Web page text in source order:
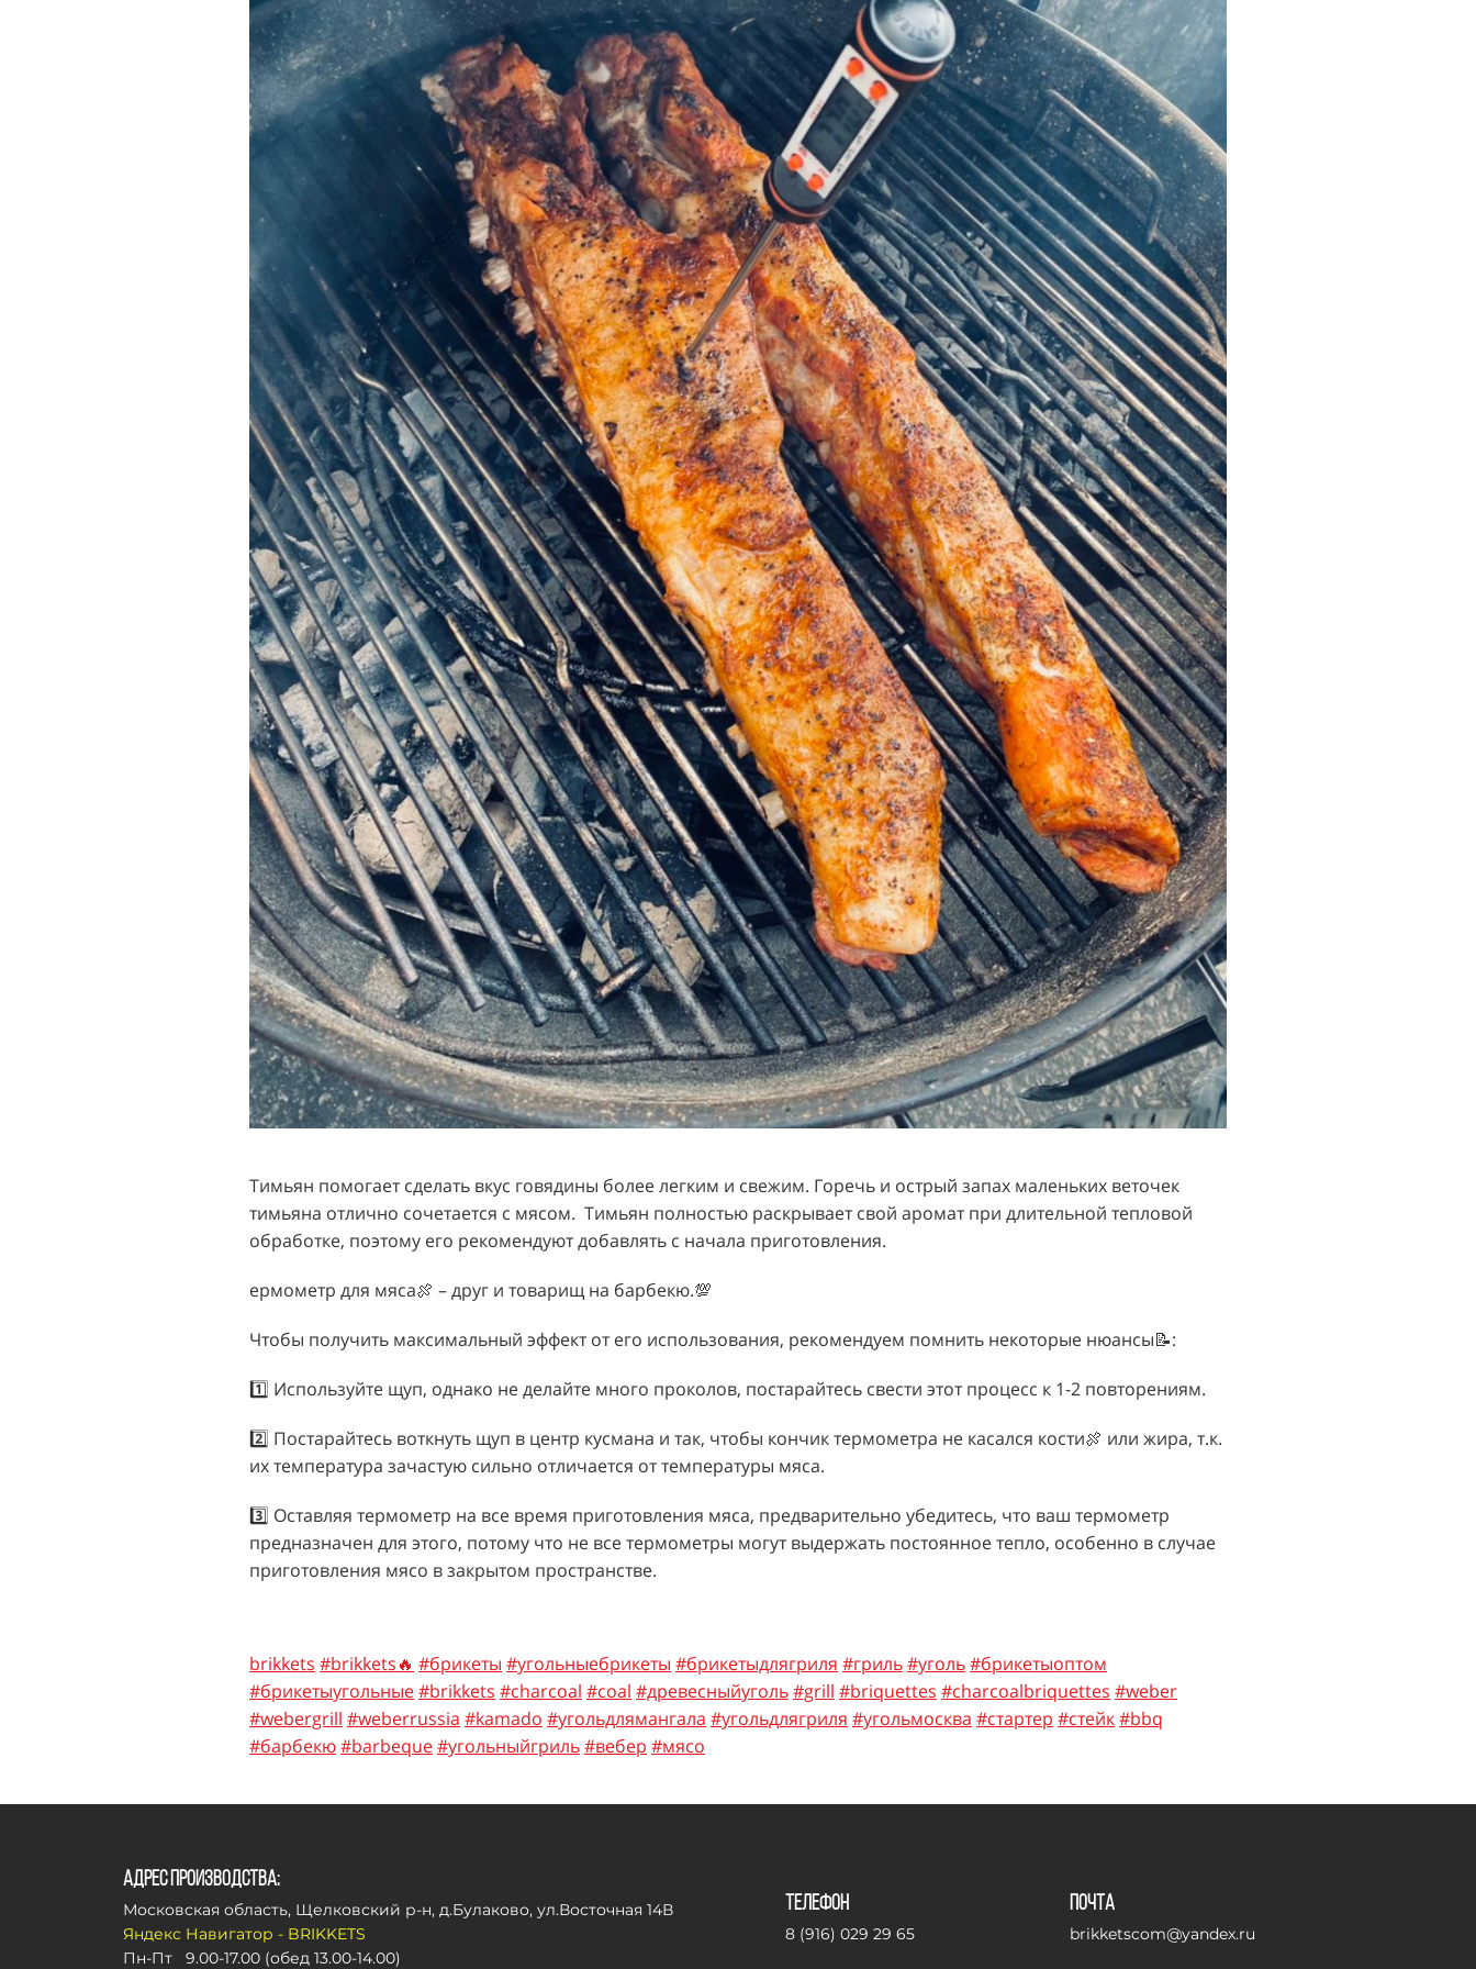
Тимьян помогает сделать вкус говядины более легким и свежим. Горечь и острый запах маленьких веточек
тимьяна отлично сочетается с мясом. Тимьян полностью раскрывает свой аромат при длительной тепловой
обработке, поэтому его рекомендуют добавлять с начала приготовления.
ермометр для мяса🍖 – друг и товарищ на барбекю.💯
Чтобы получить максимальный эффект от его использования, рекомендуем помнить некоторые нюансы📝:
1️⃣ Используйте щуп, однако не делайте много проколов, постарайтесь свести этот процесс к 1-2 повторениям.
2️⃣ Постарайтесь воткнуть щуп в центр кусмана и так, чтобы кончик термометра не касался кости🍖 или жира, т.к.
их температура зачастую сильно отличается от температуры мяса.
3️⃣ Оставляя термометр на все время приготовления мяса, предварительно убедитесь, что ваш термометр
предназначен для этого, потому что не все термометры могут выдержать постоянное тепло, особенно в случае
приготовления мясо в закрытом пространстве.
brikkets #brikkets🔥 #брикеты #угольныебрикеты #брикетыдлягриля #гриль#уголь#брикетыоптом
#брикетыугольные#brikkets #charcoal #coal #древесныйуголь#grill #briquettes #charcoalbriquettes #weber
#webergrill #weberrussia #kamado #угольдлямангала #угольдлягриля #угольмосква #стартер #стейк#bbq
#барбекю#barbeque#угольныйгриль#вебер #мясо
Адрес производства:
Московская область, Щелковский р-н, д.Булаково, ул.Восточная 14В
Яндекс Навигатор - BRIKKETS
Пн-Пт 9.00-17.00 (обед 13.00-14.00)
Телефон
8 (916) 029 29 65
Почта
brikketscom@yandex.ru